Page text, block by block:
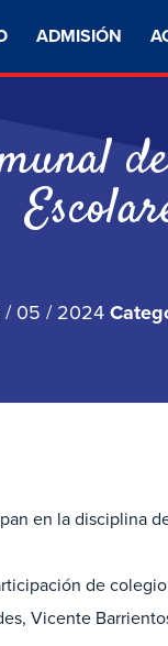
ADMISIÓN
/ 05 / 2024
en la disciplina
de
Vicente